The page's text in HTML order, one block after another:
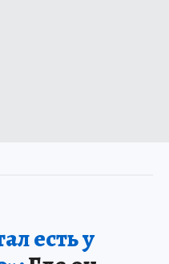
есть у